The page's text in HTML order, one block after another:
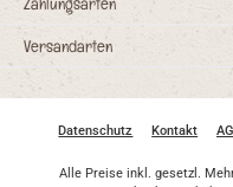
Versandarten
Datenschutz Kontakt
Alle Preise inkl. gesetzl.